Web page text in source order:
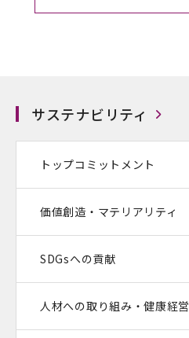
サステナビリティ
トップコミットメント
価値創造・マテリアリティ
SDGsへの貢献
人材への取り組み・健康経営